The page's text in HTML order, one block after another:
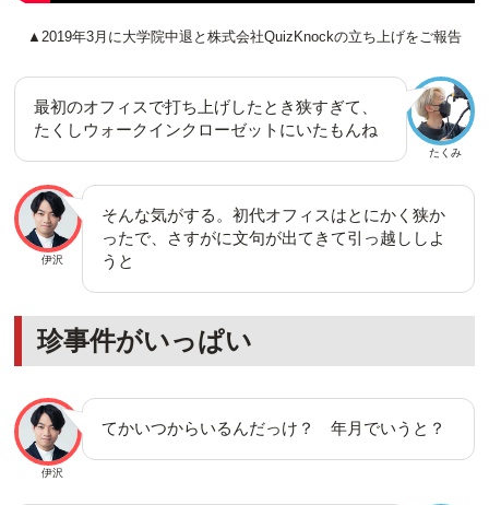
▲2019年3月に大学院中退と株式会社QuizKnockの立ち上げをご報告
たくみ
最初のオフィスで打ち上げしたとき狭すぎて、
たくしウォークインクローゼットにいたもんね
伊沢
そんな気がする。初代オフィスはとにかく狭か
ったで、さすがに文句が出てきて引っ越ししよ
うと
珍事件がいっぱい
伊沢
てかいつからいるんだっけ？ 年月でいうと？